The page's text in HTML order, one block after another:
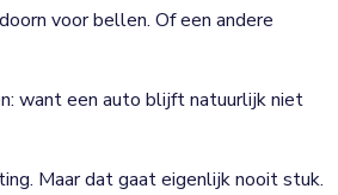
voor bellen. Of een andere
want een auto blijft natuurlijk niet
Maar dat gaat eigenlijk nooit stuk.